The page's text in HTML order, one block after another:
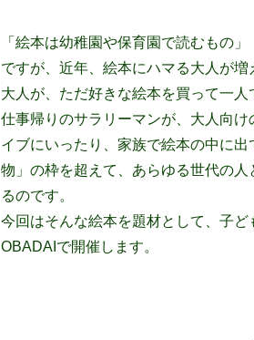
「絵本は幼稚園や保育園で読むもの
ですが、近年、絵本にハマる大人が増
大人が、ただ好きな絵本を買って一人
仕事帰りのサラリーマンが、大人向
イブにいったり、家族で絵本の中に出
物」の枠を超えて、あらゆる世代の
るのです。
今回はそんな絵本を題材として、子
OBADAIで開催します。